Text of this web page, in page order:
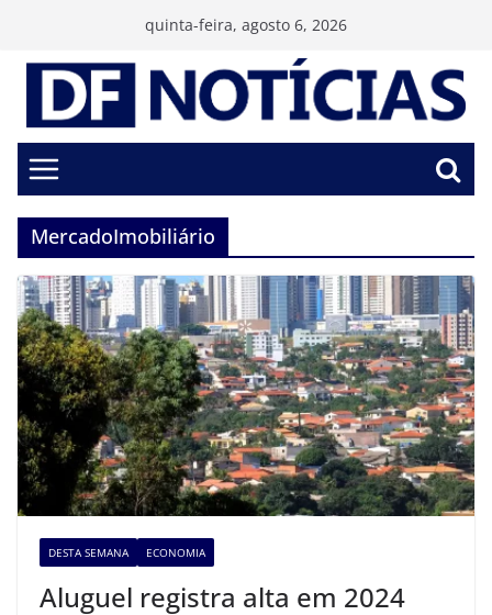
conteúdo
quinta-feira, agosto 6, 2026
MercadoImobiliário
DESTA SEMANA ECONOMIA
Aluguel registra alta em 2024